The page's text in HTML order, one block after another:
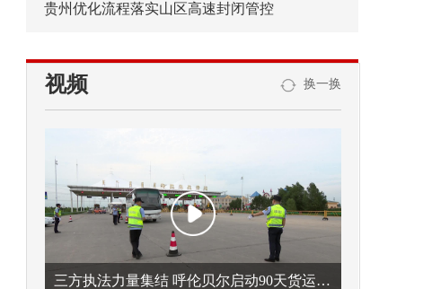
贵州优化流程落实山区高速封闭管控
视频 换一换
三方执法力量集结 呼伦贝尔启动90天货运车辆违法专项整治